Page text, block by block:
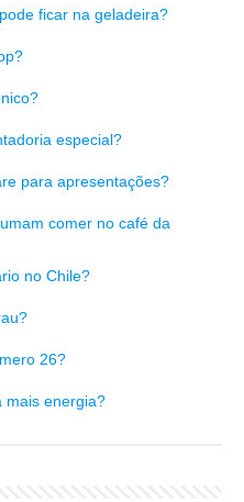
ficar na geladeira?
especial?
para apresentações?
comer no café da
no Chile?
26?
mais energia?